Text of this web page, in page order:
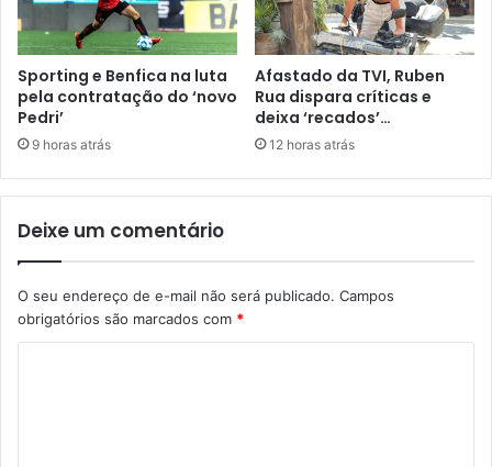
Sporting e Benfica na luta
pela contratação do ‘novo
Pedri’
9 horas atrás
Afastado da TVI, Ruben
Rua dispara críticas e
deixa ‘recados’…
12 horas atrás
Deixe um comentário
O seu endereço de e-mail não será publicado. Campos
obrigatórios são marcados com *